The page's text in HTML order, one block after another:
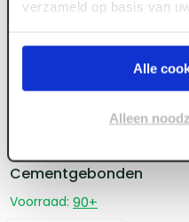
verzameld op basis van
Alle
Alleen
12 mm x 2600 x 1250
Spaanplaat
Cementgebonden
Voorraad: 90+